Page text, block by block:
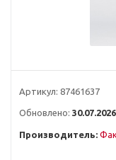
Артикул: 87461637
Обновлено:
Производитель: